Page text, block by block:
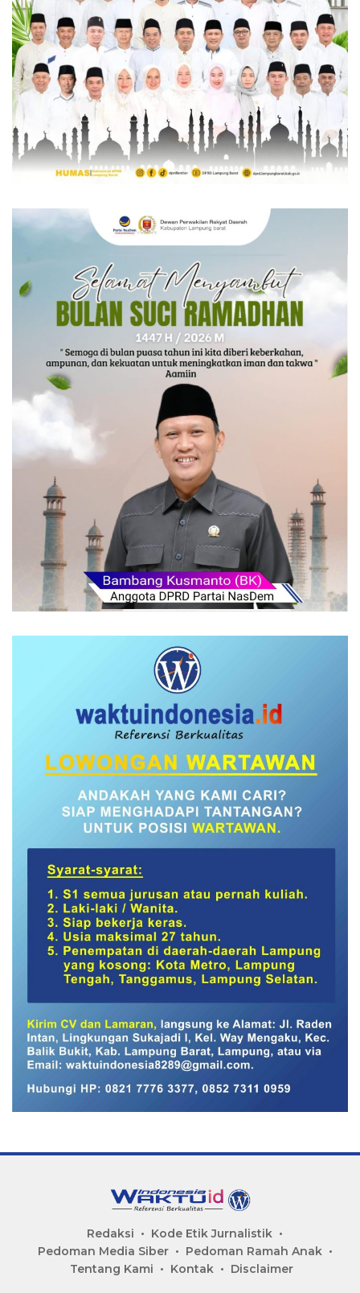
Redaksi
Kode Etik Jurnalistik
Pedoman Media Siber
Pedoman Ramah Anak
Tentang Kami
Kontak Disclaimer